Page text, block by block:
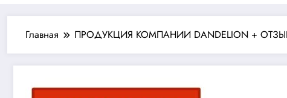
Главная ПРОДУКЦИЯ КОМПАНИИ DANDELION +